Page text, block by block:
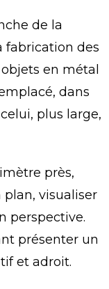
de la
fabrication des
en métal
dans
plus large,
près,
plan, visualiser
perspective.
présenter un
et adroit.